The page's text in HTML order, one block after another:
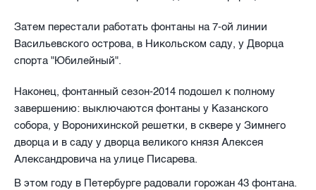
Затем перестали работать фонтаны на 7-ой линии
Васильевского острова, в Никольском саду, у Дворца
спорта "Юбилейный".
Наконец, фонтанный сезон-2014 подошел к полному
завершению: выключаются фонтаны у Казанского
собора, у Воронихинской решетки, в сквере у Зимнего
дворца и в саду у дворца великого князя Алексея
Александровича на улице Писарева.
В этом году в Петербурге радовали горожан 43 фонтана.